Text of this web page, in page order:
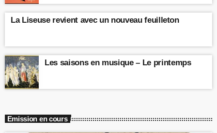
La Liseuse revient avec un nouveau feuilleton
Les saisons en musique – Le printemps
Emission en cours